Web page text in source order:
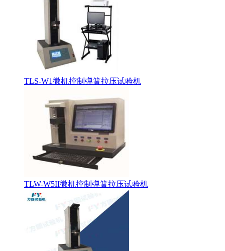
TLS-W1微机控制弹簧拉压试验机
TLW-W5II微机控制弹簧拉压试验机